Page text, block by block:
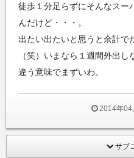
徒歩１分足らずにそんなスー
んだけど・・・。
出たい出たいと思うと余計で
（笑）いまなら１週間外出し
違う意味でまずいわ。
2014年04
サブ